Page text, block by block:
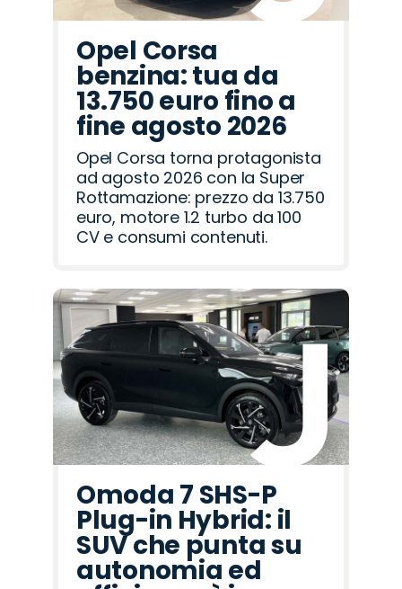
Opel Corsa
benzina: tua da
13.750 euro fino a
fine agosto 2026
Opel Corsa torna protagonista
ad agosto 2026 con la Super
Rottamazione: prezzo da 13.750
euro, motore 1.2 turbo da 100
CV e consumi contenuti.
Omoda 7 SHS-P
Plug-in Hybrid: il
SUV che punta su
autonomia ed